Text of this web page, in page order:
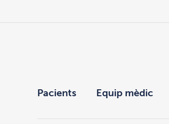
Pacients Equip mèdic